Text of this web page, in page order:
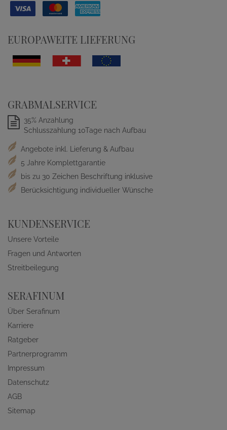
EUROPAWEITE LIEFERUNG
GRABMALSERVICE
35% Anzahlung
Schlusszahlung 10Tage nach Aufbau
Angebote inkl. Lieferung & Aufbau
5 Jahre Komplettgarantie
bis zu 30 Zeichen Beschriftung inklusive
Berücksichtigung individueller Wünsche
KUNDENSERVICE
Unsere Vorteile
Fragen und Antworten
Streitbeilegung
SERAFINUM
Über Serafinum
Karriere
Ratgeber
Partnerprogramm
Impressum
Datenschutz
AGB
Sitemap